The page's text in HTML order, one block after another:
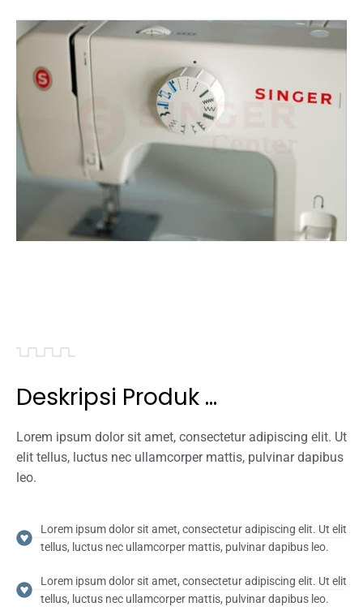
Deskripsi Produk ...
Lorem ipsum dolor sit amet, consectetur adipiscing elit. Ut
elit tellus, luctus nec ullamcorper mattis, pulvinar dapibus
leo.
Lorem ipsum dolor sit amet, consectetur adipiscing elit. Ut elit
tellus, luctus nec ullamcorper mattis, pulvinar dapibus leo.
Lorem ipsum dolor sit amet, consectetur adipiscing elit. Ut elit
tellus, luctus nec ullamcorper mattis, pulvinar dapibus leo.